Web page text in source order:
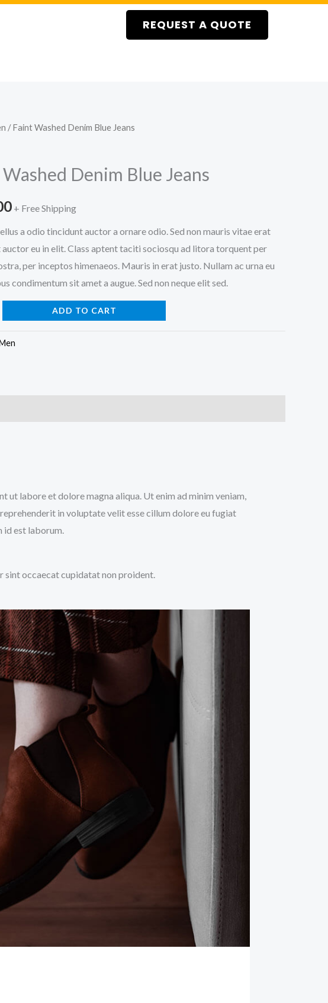
REQUEST A QUOTE
/ Faint Washed Denim Blue Jeans
Denim Blue Jeans
+ Free Shipping
a odio tincidunt auctor a ornare odio. Sed non mauris vitae erat
auctor eu in elit. Class aptent taciti sociosqu ad litora torquent per
per inceptos himenaeos. Mauris in erat justo. Nullam ac urna eu
condimentum sit amet a augue. Sed non neque elit sed.
ADD TO CART
ut labore et dolore magna aliqua. Ut enim ad minim veniam,
in voluptate velit esse cillum dolore eu fugiat
id est laborum.
sint occaecat cupidatat non proident.